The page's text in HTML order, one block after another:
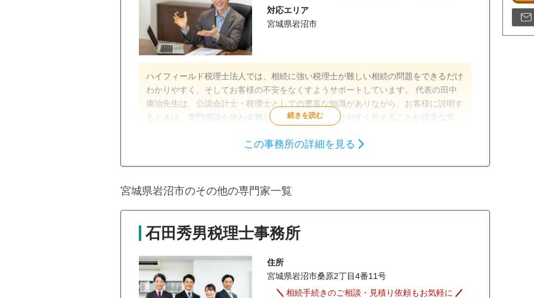
対応エリア
宮城県岩沼市
ハイフィールド税理士法人では、相続に強い税理士が難しい相続の問題をできるだけ
わかりやすく、そしてお客様の不安をなくすようサポートしています。 代表の田中
康治先生は、公認会計士・税理士としての豊富な知識がありながら、お客様に説明す
るときは、専門用語を使わず難しいことを極力わかりやすく伝えることが得意な方で
す。相手の立場に立つことが何より大切だと考えているのが、とても伝わってくるよ
生前贈与 相続税申告 相続税対策
この事務所の詳細を見る
宮城県岩沼市のその他の専門家一覧
石田秀男税理士事務所
住所
宮城県岩沼市桑原2丁目4番11号
相続手続きのご相談・見積り依頼もお気軽に